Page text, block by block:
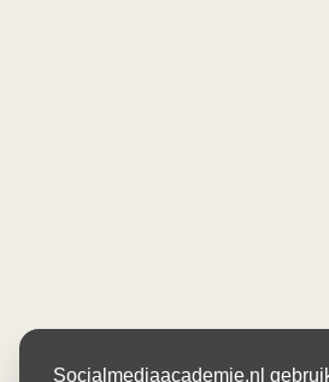
Socialmediaacademie.nl